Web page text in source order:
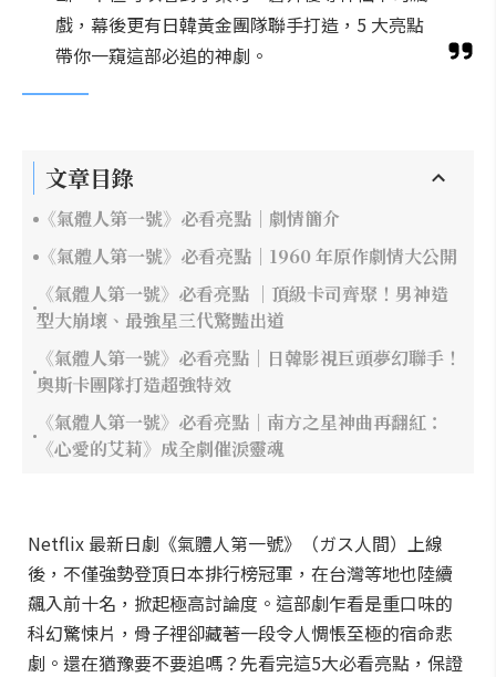
戲，幕後更有日韓黃金團隊聯手打造，5 大亮點
帶你一窺這部必追的神劇。
文章目錄
《氣體人第一號》必看亮點｜劇情簡介
《氣體人第一號》必看亮點｜1960 年原作劇情大公開
《氣體人第一號》必看亮點 ｜頂級卡司齊聚！男神造
型大崩壞、最強星三代驚豔出道
《氣體人第一號》必看亮點｜日韓影視巨頭夢幻聯手！
奧斯卡團隊打造超強特效
《氣體人第一號》必看亮點｜南方之星神曲再翻紅：
《心愛的艾莉》成全劇催淚靈魂
Netflix 最新日劇《氣體人第一號》（ガス人間）上線
後，不僅強勢登頂日本排行榜冠軍，在台灣等地也陸續
飆入前十名，掀起極高討論度。這部劇乍看是重口味的
科幻驚悚片，骨子裡卻藏著一段令人惆悵至極的宿命悲
劇。還在猶豫要不要追嗎？先看完這5大必看亮點，保證